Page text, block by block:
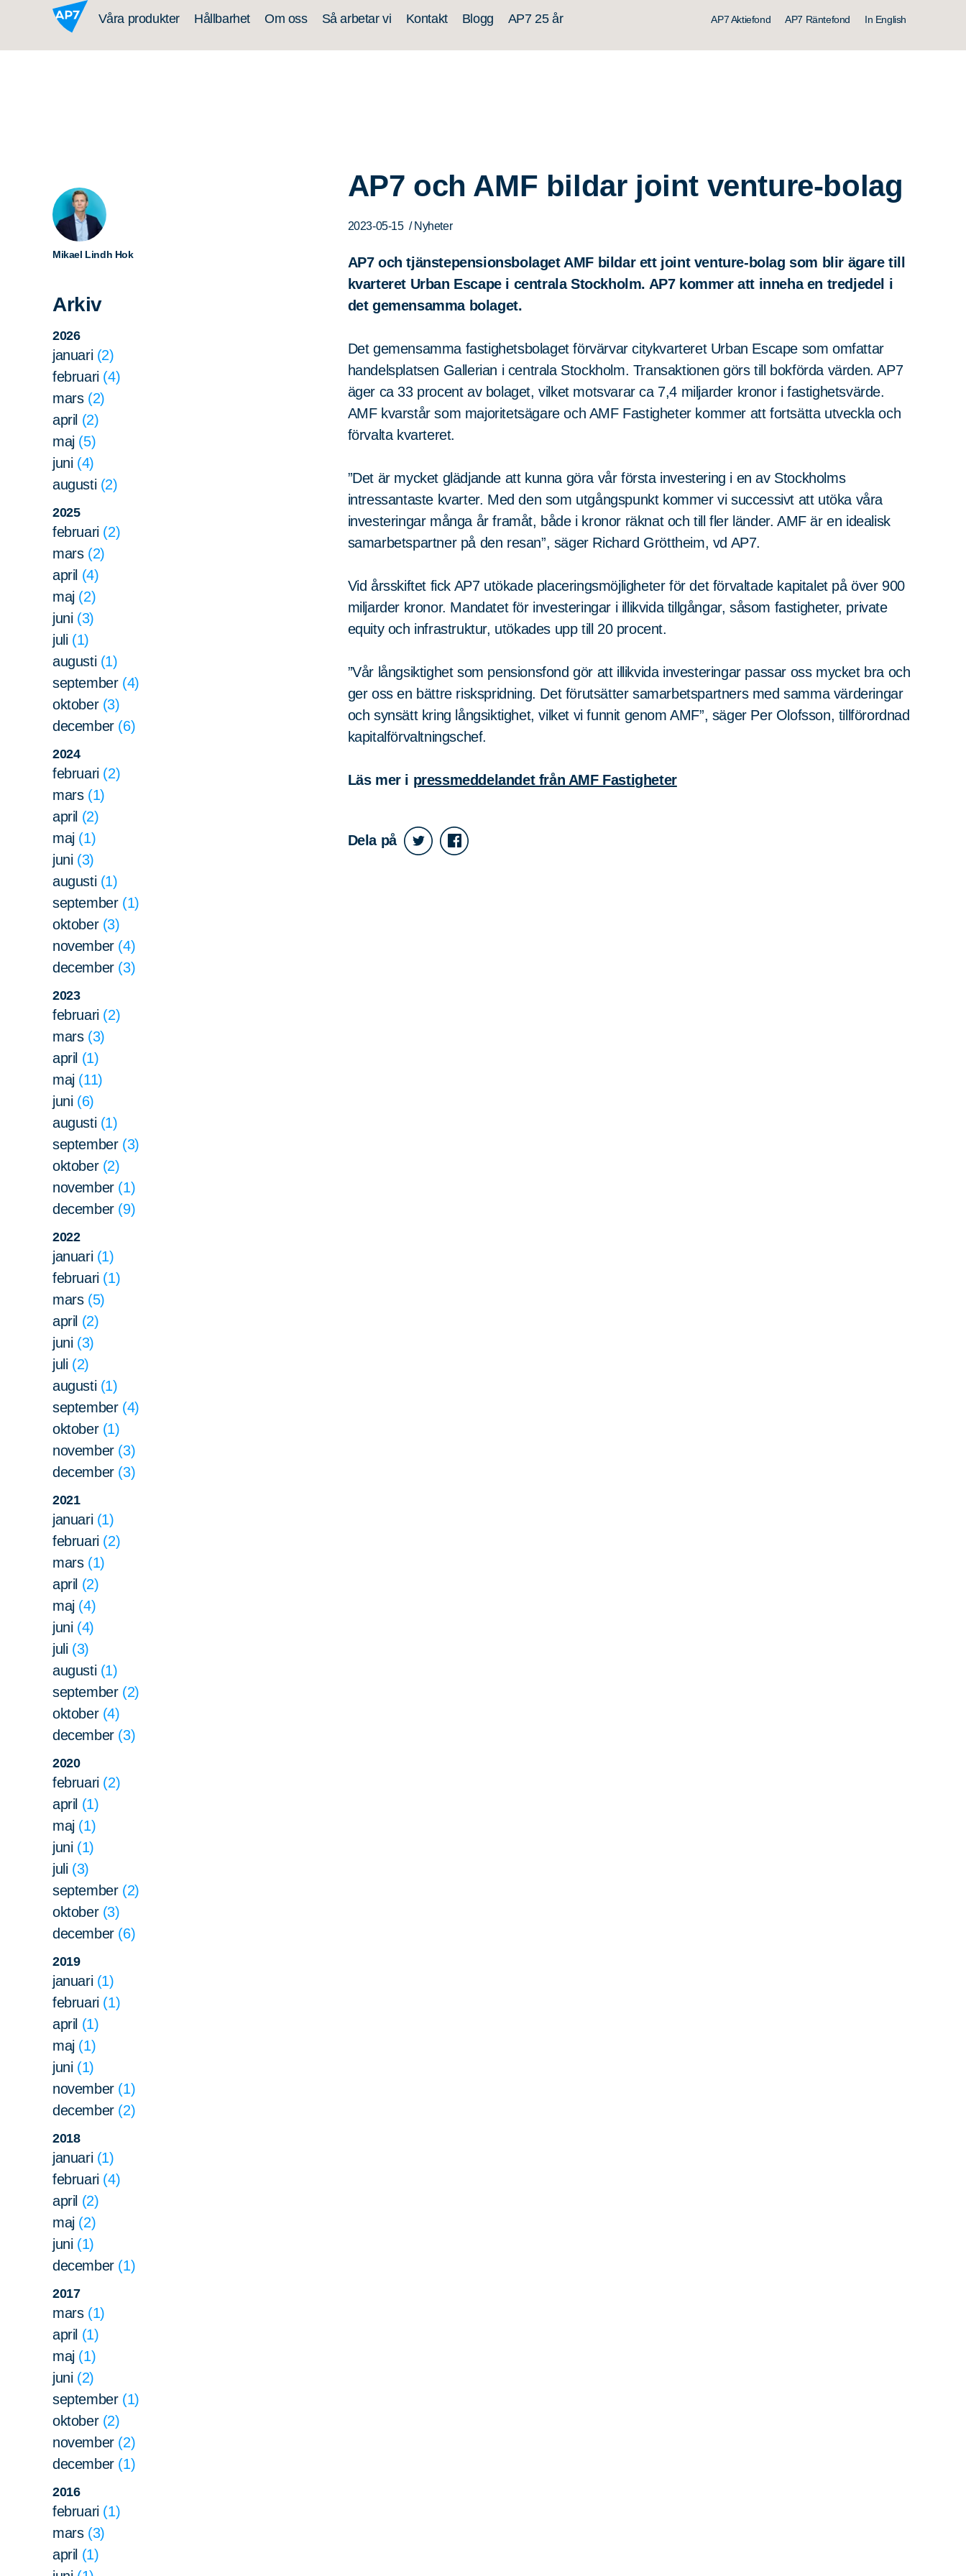
Hoppa till innehålletVåra produkter Hållbarhet Om oss Så arbetar vi Kontakt Blogg AP7 25 år In English
AP7 Aktiefond AP7 Räntefond
Mikael Lindh Hok
Arkiv
2026
januari 2
februari 4
mars 2
april
2
maj 5
juni 4
augusti 2
2025
februari 2
mars 2
april
4
maj 2
juni 3
juli 1
augusti 1
september 4
oktober 3
december 6
2024
februari 2
mars 1
april
2
maj 1
juni 3
augusti 1
september 1
oktober 3
november 4
december 3
2023
februari 2
mars 3
april
1
maj 11
juni 6
augusti 1
september 3
oktober 2
november 1
december 9
2022
januari 1
februari 1
mars 5
april
2
juni 3
juli 2
augusti 1
september 4
oktober 1
november 3
december 3
2021
januari 1
februari 2
mars 1
april
2
maj 4
juni 4
juli 3
augusti 1
september 2
oktober 4
december 3
2020
februari 2
april
1
maj 1
juni 1
juli 3
september 2
oktober 3
december 6
2019
januari 1
februari 1
april
1
maj 1
juni 1
november 1
december 2
2018
januari 1
februari 4
april
2
maj 2
juni 1
december 1
2017
mars 1
april
1
maj 1
juni 2
september 1
oktober 2
november 2
december 1
2016
februari 1
mars 3
april
1
AP7 och AMF bildar joint venture-bolag
2023-05-15 / Nyheter
AP7 och tjänstepensionsbolaget AMF bildar ett joint venture-bolag som blir ägare till
kvarteret Urban Escape i centrala Stockholm. AP7 kommer att inneha en tredjedel i
det gemensamma bolaget.
Det gemensamma fastighetsbolaget förvärvar citykvarteret Urban Escape som omfattar
handelsplatsen Gallerian i centrala Stockholm. Transaktionen görs till bokförda värden. AP7
äger ca 33 procent av bolaget, vilket motsvarar ca 7,4 miljarder kronor i fastighetsvärde.
AMF kvarstår som majoritetsägare och AMF Fastigheter kommer att fortsätta utveckla och
förvalta kvarteret.
”Det är mycket glädjande att kunna göra vår första investering i en av Stockholms
intressantaste kvarter. Med den som utgångspunkt kommer vi successivt att utöka våra
investeringar många år framåt, både i kronor räknat och till fler länder. AMF är en idealisk
samarbetspartner på den resan”, säger Richard Gröttheim, vd AP7.
Vid årsskiftet fick AP7 utökade placeringsmöjligheter för det förvaltade kapitalet på över 900
miljarder kronor. Mandatet för investeringar i illikvida tillgångar, såsom fastigheter, private
equity och infrastruktur, utökades upp till 20 procent.
”Vår långsiktighet som pensionsfond gör att illikvida investeringar passar oss mycket bra och
ger oss en bättre riskspridning. Det förutsätter samarbetspartners med samma värderingar
och synsätt kring långsiktighet, vilket vi funnit genom AMF”, säger Per Olofsson, tillförordnad
kapitalförvaltningschef.
Läs mer i pressmeddelandet från AMF Fastigheter
Dela på
Sök på sidan: